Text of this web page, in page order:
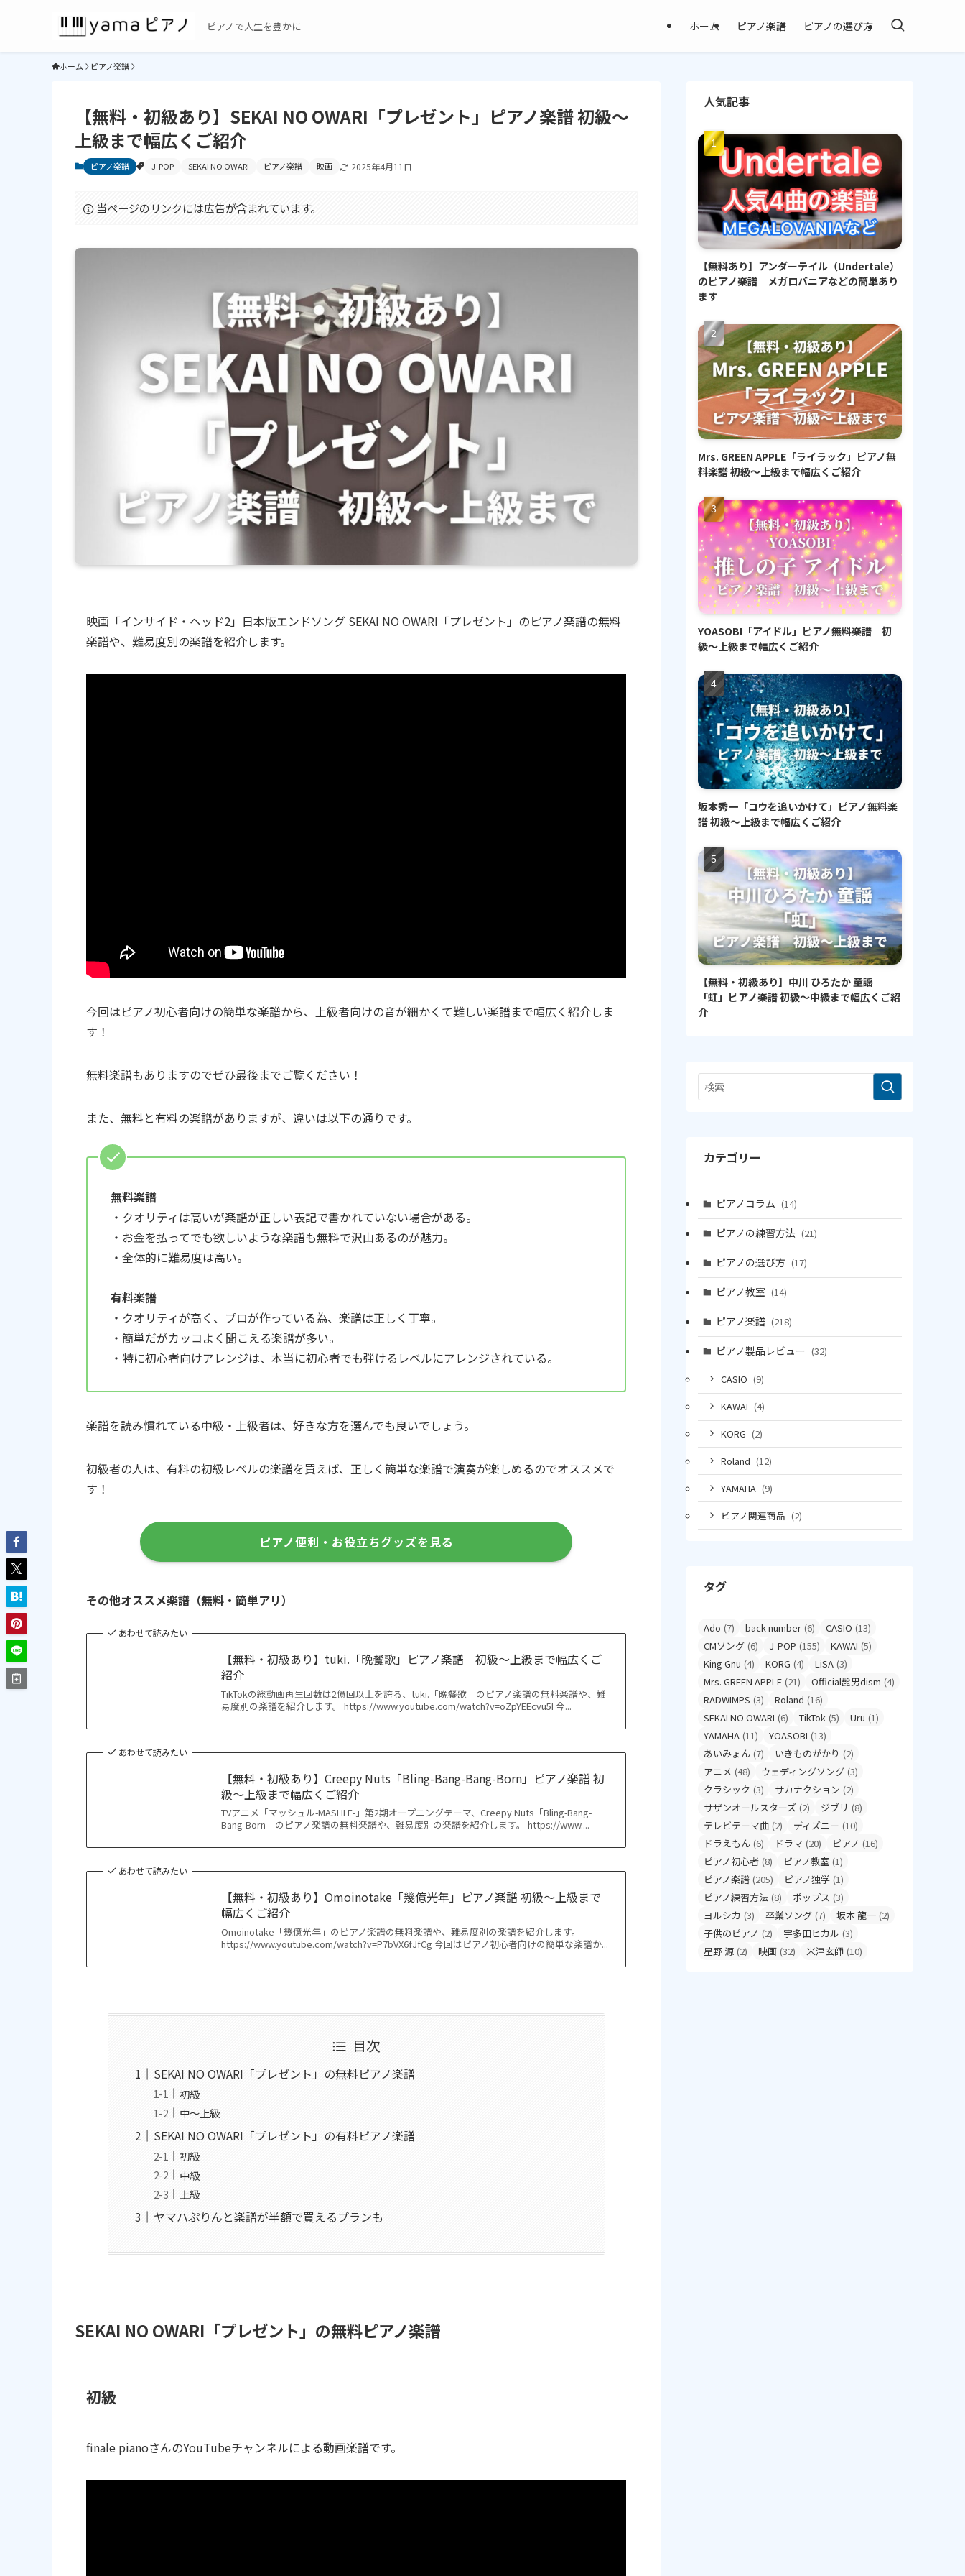
ピアノで人生を豊かに ホーム ピアノ楽譜 ピアノの選び方
ホーム ピアノ楽譜
【無料・初級あり】SEKAI NO OWARI「プレゼント」ピアノ楽譜 初級〜
上級まで幅広くご紹介
ピアノ楽譜 J-POP SEKAI NO OWARI ピアノ楽譜 映画 2025年4月11日
当ページのリンクには広告が含まれています。
映画「インサイド・ヘッド2」日本版エンドソング SEKAI NO OWARI「プレゼント」のピアノ楽譜の無料
楽譜や、難易度別の楽譜を紹介します。
今回はピアノ初心者向けの簡単な楽譜から、上級者向けの音が細かくて難しい楽譜まで幅広く紹介しま
す！
無料楽譜もありますのでぜひ最後までご覧ください！
また、無料と有料の楽譜がありますが、違いは以下の通りです。
無料楽譜
・クオリティは高いが楽譜が正しい表記で書かれていない場合がある。
・お金を払ってでも欲しいような楽譜も無料で沢山あるのが魅力。
・全体的に難易度は高い。
有料楽譜
・クオリティが高く、プロが作っている為、楽譜は正しく丁寧。
・簡単だがカッコよく聞こえる楽譜が多い。
・特に初心者向けアレンジは、本当に初心者でも弾けるレベルにアレンジされている。
楽譜を読み慣れている中級・上級者は、好きな方を選んでも良いでしょう。
初級者の人は、有料の初級レベルの楽譜を買えば、正しく簡単な楽譜で演奏が楽しめるのでオススメで
す！
ピアノ便利・お役立ちグッズを見る
その他オススメ楽譜（無料・簡単アリ）
あわせて読みたい
【無料・初級あり】tuki.「晩餐歌」ピアノ楽譜 初級〜上級まで幅広くご
紹介
TikTokの総動画再生回数は2億回以上を誇る、tuki.「晩餐歌」のピアノ楽譜の無料楽譜や、難
易度別の楽譜を紹介します。 https://www.youtube.com/watch?v=oZpYEEcvu5I 今...
あわせて読みたい
【無料・初級あり】Creepy Nuts「Bling-Bang-Bang-Born」ピアノ楽譜 初
級〜上級まで幅広くご紹介
TVアニメ「マッシュル-MASHLE-」第2期オープニングテーマ、Creepy Nuts「Bling-Bang-
Bang-Born」のピアノ楽譜の無料楽譜や、難易度別の楽譜を紹介します。 https://www....
あわせて読みたい
【無料・初級あり】Omoinotake「幾億光年」ピアノ楽譜 初級〜上級まで
幅広くご紹介
Omoinotake「幾億光年」のピアノ楽譜の無料楽譜や、難易度別の楽譜を紹介します。
https://www.youtube.com/watch?v=P7bVX6fJfCg 今回はピアノ初心者向けの簡単な楽譜か...
目次
SEKAI NO OWARI「プレゼント」の無料ピアノ楽譜
初級
中〜上級
SEKAI NO OWARI「プレゼント」の有料ピアノ楽譜
初級
中級
上級
ヤマハぷりんと楽譜が半額で買えるプランも
SEKAI NO OWARI「プレゼント」の無料ピアノ楽譜
初級
finale pianoさんのYouTubeチャンネルによる動画楽譜です。
人気記事
【無料あり】アンダーテイル（Undertale）
のピアノ楽譜 メガロバニアなどの簡単あり
ます
Mrs. GREEN APPLE「ライラック」ピアノ無
料楽譜 初級〜上級まで幅広くご紹介
YOASOBI「アイドル」ピアノ無料楽譜 初
級〜上級まで幅広くご紹介
坂本秀一「コウを追いかけて」ピアノ無料楽
譜 初級〜上級まで幅広くご紹介
【無料・初級あり】中川 ひろたか 童謡
「虹」ピアノ楽譜 初級〜中級まで幅広くご紹
介
カテゴリー
ピアノコラム (14)
ピアノの練習方法 (21)
ピアノの選び方 (17)
ピアノ教室 (14)
ピアノ楽譜 (218)
ピアノ製品レビュー (32)
CASIO (9)
KAWAI (4)
KORG (2)
Roland (12)
YAMAHA (9)
ピアノ関連商品 (2)
タグ
Ado (7) back number (6) CASIO (13)
CMソング (6) J-POP (155) KAWAI (5)
King Gnu (4) KORG (4) LiSA (3)
Mrs. GREEN APPLE (21) Official髭男dism (4)
RADWIMPS (3) Roland (16)
SEKAI NO OWARI (6) TikTok (5) Uru (1)
YAMAHA (11) YOASOBI (13)
あいみょん (7) いきものがかり (2)
アニメ (48) ウェディングソング (3)
クラシック (3) サカナクション (2)
サザンオールスターズ (2) ジブリ (8)
テレビテーマ曲 (2) ディズニー (10)
ドラえもん (6) ドラマ (20) ピアノ (16)
ピアノ初心者 (8) ピアノ教室 (1)
ピアノ楽譜 (205) ピアノ独学 (1)
ピアノ練習方法 (8) ポップス (3)
ヨルシカ (3) 卒業ソング (7) 坂本 龍一 (2)
子供のピアノ (2) 宇多田ヒカル (3)
星野 源 (2) 映画 (32) 米津玄師 (10)